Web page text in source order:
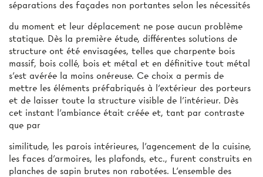
séparations des façades non portantes selon les nécessités
du moment et leur déplacement ne pose aucun problème
statique. Dès la première étude, différentes solutions de
structure ont été envisagées, telles que charpente bois
massif, bois collé, bois et métal et en définitive tout métal
s'est avérée la moins onéreuse. Ce choix a permis de
mettre les éléments préfabriqués à l’extérieur des porteurs
et de laisser toute la structure visible de l’intérieur. Dès
cet instant l’ambiance était créée et, tant par contraste
que par
similitude, les parois intérieures, l’agencement de la cuisine,
les faces d’armoires, les plafonds, etc., furent construits en
planches de sapin brutes non rabotées. L'ensemble des